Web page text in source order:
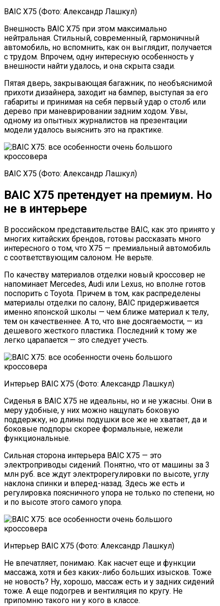
BAIC X75 (Фото: Александр Лашкул)
Внешность BAIC X75 при этом максимально
нейтральная. Стильный, современный, гармоничный
автомобиль, но вспомнить, как он выглядит, получается
с трудом. Впрочем, одну интересную особенность у
внешности найти удалось, и она скрыта сзади.
Пятая дверь, закрывающая багажник, по необъяснимой
прихоти дизайнера, заходит на бампер, выступая за его
габариты и принимая на себя первый удар о столб или
дерево при маневрировании задним ходом. Увы,
одному из опытных журналистов на презентации
модели удалось выяснить это на практике.
BAIC X75 (Фото: Александр Лашкул)
BAIC X75 претендует на премиум. Но
не в интерьере
В российском представительстве BAIC, как это принято у
многих китайских брендов, готовы рассказать много
интересного о том, что X75 — премиальный автомобиль
с соответствующим салоном. Не верьте.
По качеству материалов отделки новый кроссовер не
напоминает Mercedes, Audi или Lexus, но вполне готов
поспорить с Toyota. Причем в том, как распределены
материалы отделки по салону, BAIC придерживается
именно японской школы — чем ближе материал к телу,
тем он качественнее. А то, что вне досягаемости, — из
дешевого жесткого пластика. Последний к тому же
легко царапается — это следует учесть.
Интерьер BAIC X75 (Фото: Александр Лашкул)
Сиденья в BAIC X75 не идеальны, но и не ужасны. Они в
меру удобные, у них можно нащупать боковую
поддержку, но длины подушки все же не хватает, да и
боковые подпоры скорее формальные, нежели
функциональные.
Сильная сторона интерьера BAIC X75 — это
электроприводы сидений. Понятно, что от машины за 3
млн руб. все ждут электрорегулировки по высоте, углу
наклона спинки и вперед-назад. Здесь же есть и
регулировка поясничного упора не только по степени, но
и по высоте этого самого упора.
Интерьер BAIC X75 (Фото: Александр Лашкул)
Не впечатляет, понимаю. Как насчет еще и функции
массажа, хотя и без каких-либо больших изысков. Тоже
не новость? Ну, хорошо, массаж есть и у задних сидений
тоже. А еще подогрев и вентиляция по кругу. Не
припомню такого ни у кого в классе.